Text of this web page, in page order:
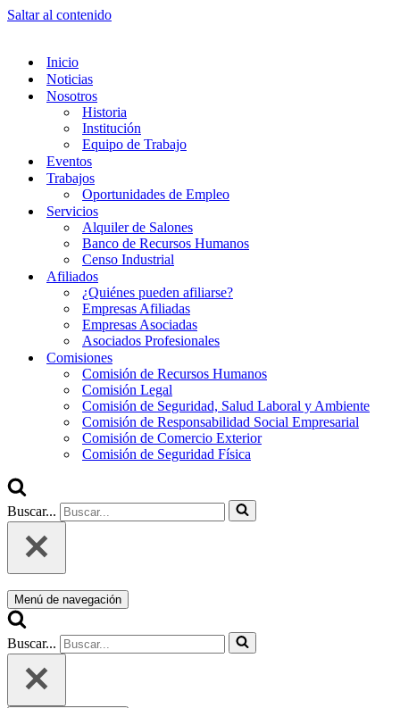
Saltar al contenido
Inicio
Noticias
Nosotros
Historia
Institución
Equipo de Trabajo
Eventos
Trabajos
Oportunidades de Empleo
Servicios
Alquiler de Salones
Banco de Recursos Humanos
Censo Industrial
Afiliados
¿Quiénes pueden afiliarse?
Empresas Afiliadas
Empresas Asociadas
Asociados Profesionales
Comisiones
Comisión de Recursos Humanos
Comisión Legal
Comisión de Seguridad, Salud Laboral y Ambiente
Comisión de Responsabilidad Social Empresarial
Comisión de Comercio Exterior
Comisión de Seguridad Física
Buscar...
Menú de navegación
Buscar...